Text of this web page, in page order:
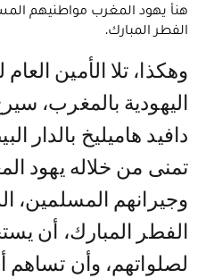
هنأ يهود المغرب مواطنيهم
الفطر المبارك.
وهكذا، تلا الأمين العام لمجلس الطوائف
اليهودية بالمغرب،
دافيد هاميليخ بالدار
تمنى من خلاله يهود
وجيرانهم المسلمين،
الفطر المبارك، أن
لصلواتهم، وأن تساهم